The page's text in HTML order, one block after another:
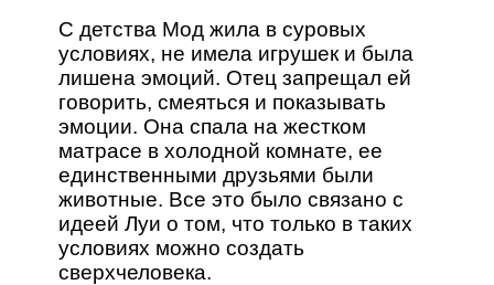
С детства Мод жила в суровых
условиях, не имела игрушек и была
лишена эмоций. Отец запрещал ей
говорить, смеяться и показывать
эмоции. Она спала на жестком
матрасе в холодной комнате, ее
единственными друзьями были
животные. Все это было связано с
идеей Луи о том, что только в таких
условиях можно создать
сверхчеловека.